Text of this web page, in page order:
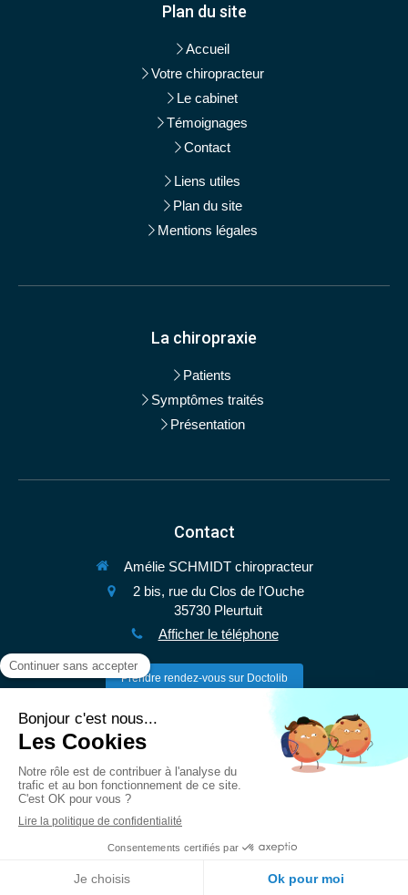
Plan du site
Accueil
Votre chiropracteur
Le cabinet
Témoignages
Contact
Liens utiles
Plan du site
Mentions légales
La chiropraxie
Patients
Symptômes traités
Présentation
Contact
Amélie SCHMIDT chiropracteur
2 bis, rue du Clos de l'Ouche
35730 Pleurtuit
Afficher le téléphone
Prendre rendez-vous sur Doctolib
LeLundi
19h
Le
LeMercredide 14h
LeJeudi de9h30à
Vendredi
Création et référencement du site par Simplébo